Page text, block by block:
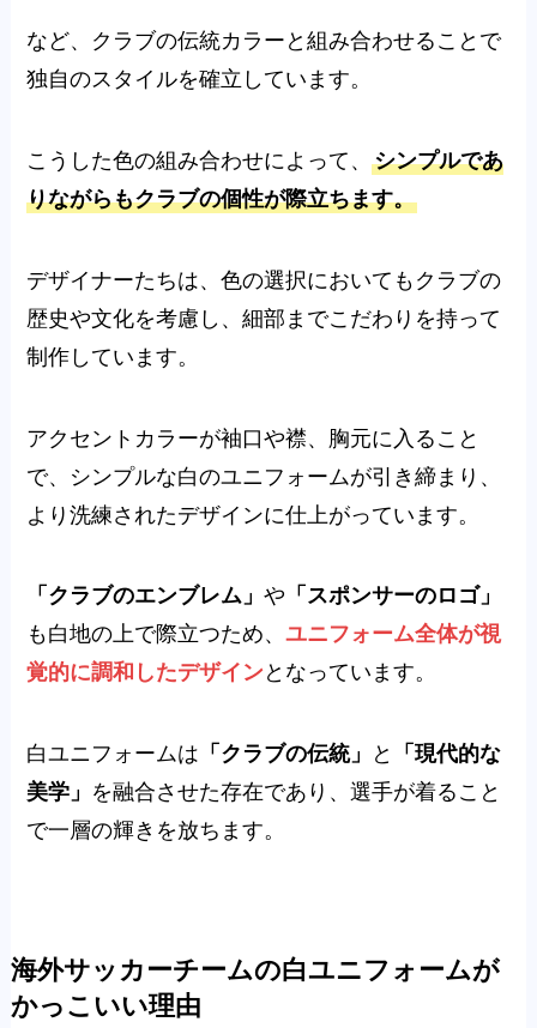
など、クラブの伝統カラーと組み合わせることで
独自のスタイルを確立しています。
こうした色の組み合わせによって、シンプルであ
りながらもクラブの個性が際立ちます。
デザイナーたちは、色の選択においてもクラブの
歴史や文化を考慮し、細部までこだわりを持って
制作しています。
アクセントカラーが袖口や襟、胸元に入ること
で、シンプルな白のユニフォームが引き締まり、
より洗練されたデザインに仕上がっています。
「クラブのエンブレム」や 「スポンサーのロゴ」
も白地の上で際立つため、ユニフォーム全体が視
覚的に調和したデザイン となっています。
白ユニフォームは 「クラブの伝統」 と
「現代的な
美学」 を融合させた存在であり、選手が着ること
で一層の輝きを放ちます。
海外サッカーチームの白ユニフォームが
かっこいい理由